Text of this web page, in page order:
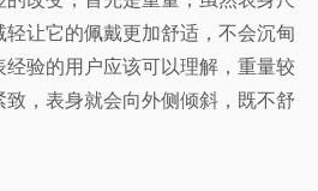
让它的佩戴更加舒适，不会沉甸
验的用户应该可以理解，重量较
，表身就会向外侧倾斜，既不舒